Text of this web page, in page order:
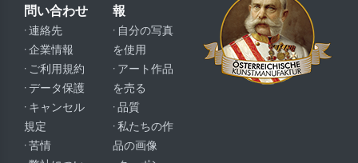
問い合わせ
· 連絡先
· 企業情報
· ご利用規約
· データ保護
· キャンセル
規定
· 苦情
報
· 自分の写真
を使用
· アート作品
を売る
· 品質
· 私たちの作
品の画像